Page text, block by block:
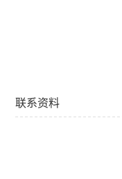
联系资料